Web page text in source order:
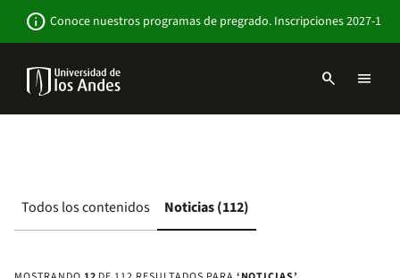
contenido
info Conoce nuestros programas de pregrado. Inscripciones 2027-1
Navbar
search menu
Todos los contenidos Noticias (112)